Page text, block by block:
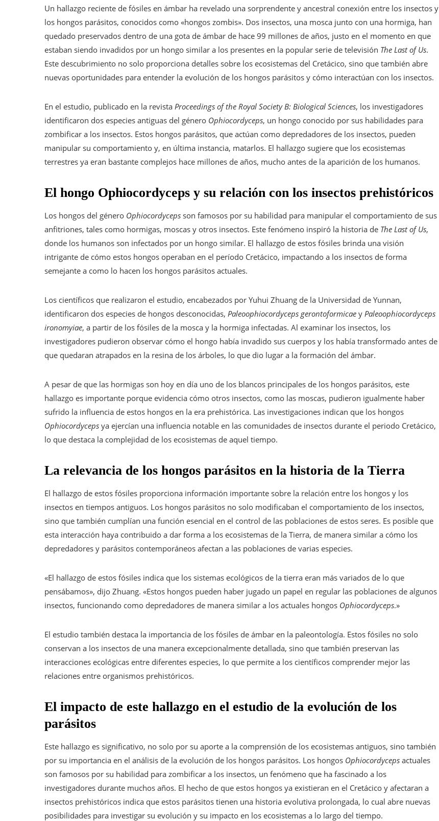
Un hallazgo reciente de fósiles en ámbar ha revelado una sorprendente y ancestral conexión entre los insectos y
los hongos parásitos, conocidos como «hongos zombis». Dos insectos, una mosca junto con una hormiga, han
quedado preservados dentro de una gota de ámbar de hace 99 millones de años, justo en el momento en que
estaban siendo invadidos por un hongo similar a los presentes en la popular serie de televisión The Last of Us.
Este descubrimiento no solo proporciona detalles sobre los ecosistemas del Cretácico, sino que también abre
nuevas oportunidades para entender la evolución de los hongos parásitos y cómo interactúan con los insectos.
En el estudio, publicado en la revista Proceedings of the Royal Society B: Biological Sciences, los investigadores
identificaron dos especies antiguas del género Ophiocordyceps, un hongo conocido por sus habilidades para
zombificar a los insectos. Estos hongos parásitos, que actúan como depredadores de los insectos, pueden
manipular su comportamiento y, en última instancia, matarlos. El hallazgo sugiere que los ecosistemas
terrestres ya eran bastante complejos hace millones de años, mucho antes de la aparición de los humanos.
El hongo Ophiocordyceps y su relación con los insectos prehistóricos
Los hongos del género Ophiocordyceps son famosos por su habilidad para manipular el comportamiento de sus
anfitriones, tales como hormigas, moscas y otros insectos. Este fenómeno inspiró la historia de The Last of Us,
donde los humanos son infectados por un hongo similar. El hallazgo de estos fósiles brinda una visión
intrigante de cómo estos hongos operaban en el período Cretácico, impactando a los insectos de forma
semejante a como lo hacen los hongos parásitos actuales.
Los científicos que realizaron el estudio, encabezados por Yuhui Zhuang de la Universidad de Yunnan,
identificaron dos especies de hongos desconocidas, Paleoophiocordyceps gerontoformicae y Paleoophiocordyceps
ironomyiae, a partir de los fósiles de la mosca y la hormiga infectadas. Al examinar los insectos, los
investigadores pudieron observar cómo el hongo había invadido sus cuerpos y los había transformado antes de
que quedaran atrapados en la resina de los árboles, lo que dio lugar a la formación del ámbar.
A pesar de que las hormigas son hoy en día uno de los blancos principales de los hongos parásitos, este
hallazgo es importante porque evidencia cómo otros insectos, como las moscas, pudieron igualmente haber
sufrido la influencia de estos hongos en la era prehistórica. Las investigaciones indican que los hongos
Ophiocordyceps ya ejercían una influencia notable en las comunidades de insectos durante el periodo Cretácico,
lo que destaca la complejidad de los ecosistemas de aquel tiempo.
La relevancia de los hongos parásitos en la historia de la Tierra
El hallazgo de estos fósiles proporciona información importante sobre la relación entre los hongos y los
insectos en tiempos antiguos. Los hongos parásitos no solo modificaban el comportamiento de los insectos,
sino que también cumplían una función esencial en el control de las poblaciones de estos seres. Es posible que
esta interacción haya contribuido a dar forma a los ecosistemas de la Tierra, de manera similar a cómo los
depredadores y parásitos contemporáneos afectan a las poblaciones de varias especies.
«El hallazgo de estos fósiles indica que los sistemas ecológicos de la tierra eran más variados de lo que
pensábamos», dijo Zhuang. «Estos hongos pueden haber jugado un papel en regular las poblaciones de algunos
insectos, funcionando como depredadores de manera similar a los actuales hongos Ophiocordyceps.»
El estudio también destaca la importancia de los fósiles de ámbar en la paleontología. Estos fósiles no solo
conservan a los insectos de una manera excepcionalmente detallada, sino que también preservan las
interacciones ecológicas entre diferentes especies, lo que permite a los científicos comprender mejor las
relaciones entre organismos prehistóricos.
El impacto de este hallazgo en el estudio de la evolución de los
parásitos
Este hallazgo es significativo, no solo por su aporte a la comprensión de los ecosistemas antiguos, sino también
por su importancia en el análisis de la evolución de los hongos parásitos. Los hongos Ophiocordyceps actuales
son famosos por su habilidad para zombificar a los insectos, un fenómeno que ha fascinado a los
investigadores durante muchos años. El hecho de que estos hongos ya existieran en el Cretácico y afectaran a
insectos prehistóricos indica que estos parásitos tienen una historia evolutiva prolongada, lo cual abre nuevas
posibilidades para investigar su evolución y su impacto en los ecosistemas a lo largo del tiempo.